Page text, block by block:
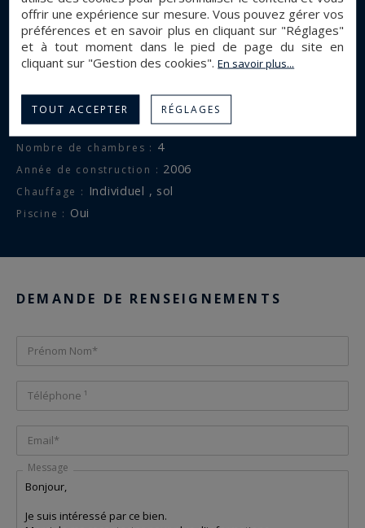
Type de bien : maison
Ville : st pierre la mer
Vue : Vue mer
Terrain : 2467 m²
Nombre de pièces :6
Nombre de chambres : 4
Année de construction : 2006
Chauffage : individuel , sol
Piscine : Oui
DEMANDE DE RENSEIGNEMENTS
Prénom Nom*
Téléphone ¹
Email*
Message
offrir une expérience sur mesure. Vous pouvez gérer vos
préférences et en savoir plus en cliquant sur "Réglages"
et à tout moment dans le pied de page du site en
cliquant sur "Gestion des cookies".En savoir plus...
TOUT ACCEPTER RÉGLAGES